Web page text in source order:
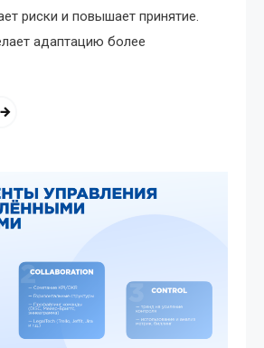
риски и повышает принятие.
адаптацию более